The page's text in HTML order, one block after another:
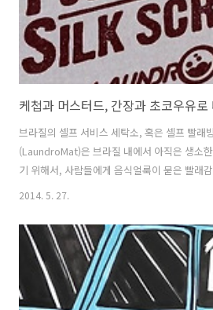
브라질의 셀프 서비스 세탁소, 혹은 셀프 빨래
(LaundroMat)은 브라질 내에서 아직은 생소
기 위해서, 사람들에게 음식얼룩이 묻은 빨래
염료만 음식물일뿐, 전통적인 실크스크린 기
인쇄한 티셔츠이기 때문. 자신들의 잠재고객
직접 매장을 방문해서 해당 티셔츠를 세탁해
으로 이 캠페인 아이디어에서 마음에 드는 부
인쇄를 했다는 것까지 만이다. 대행사들의 이
2014. 5. 27.